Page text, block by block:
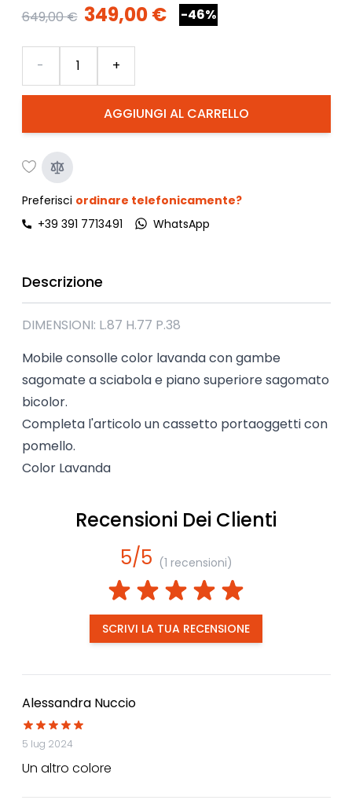
649,00 € 349,00 € -46%
AGGIUNGI AL CARRELLO
- +
Preferisci ordinare telefonicamente?
+39 391 7713491
WhatsApp
Descrizione
DIMENSIONI: L.87 H.77 P.38
Mobile consolle color lavanda con gambe
sagomate a sciabola e piano superiore sagomato
bicolor.
Completa l'articolo un cassetto portaoggetti con
pomello.
Color Lavanda
Recensioni Dei Clienti
5/5 (1 recensioni)
SCRIVI LA TUA RECENSIONE
Alessandra Nuccio
5 lug 2024
Un altro colore